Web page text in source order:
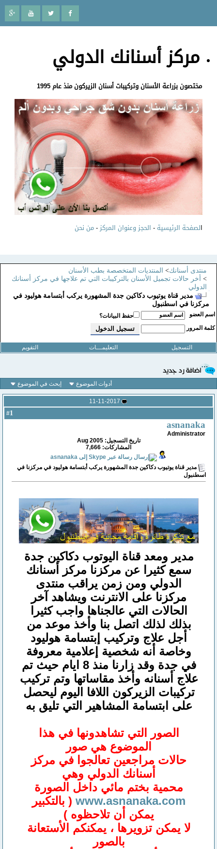
مركز أسنانك الدولي
مختصون بزراعة الأسنان وتركيبات أسنان الزيركون منذ عام 1995
لصفحة الرئيسية-الحجز وعنوان المركز-من نحن
منتدى أسنانك>المنتديات المتخصصة بطب الأسنان
>أخر حالات تجميل الأسنان بالتركيبات التي تم علاجها في مركز أسنانك
الدولي
مدير قناة يوتيوب دكاكين جدة المشهورة يركب أبتسامة هوليود في
مركزنا في اسطنبول
اسم العضو
حفظ البيانات؟
كلمة المرور
التسجيل التعليمـــات التقويم
أدوات الموضوع إبحث في الموضوع
11-11-2017
asnanaka
Administrator
تاريخ التسجيل: Aug 2005
المشاركات: 7,666
مدير قناة يوتيوب دكاكين جدة المشهورة يركب أبتسامة هوليود في مركزنا في
اسطنبول
مدير ومعد قناة اليوتوب دكاكين جدة
سمع كثيرا عن مركزنا مركز أسنانك
الدولي ومن زمن يراقب منتدى
مركزنا على الانترنت ويشاهد آخر
الحالات التي عالجناها واجب كثيرا
بذلك لذلك اتصل بنا وأخذ موعد من
أجل علاج وتركيب إبتسامة هوليود
وخاصة أنه شخصية إعلامية معروفة
في جدة وقد زارنا منذ 8 ايام حيث تم
علاج أسنانه وأخذ مقاساتها وتم تركيب
تركيبات الزيركون اللافا اليوم ليحصل
على ابتسامة المشاهير التي تليق به
الصور التي تشاهدونها في هذا
الموضوع هي صور
حالات مراجعين تعالجوا في مركز
أسنانك الدولي وهي
محمية بختم مائي داخل الصورة
www.asnanaka.com( بالتكبير
يمكن أن تلاحظوه )
لا يمكن تزويرها ، يمكنكم الأستعانة
بالصور